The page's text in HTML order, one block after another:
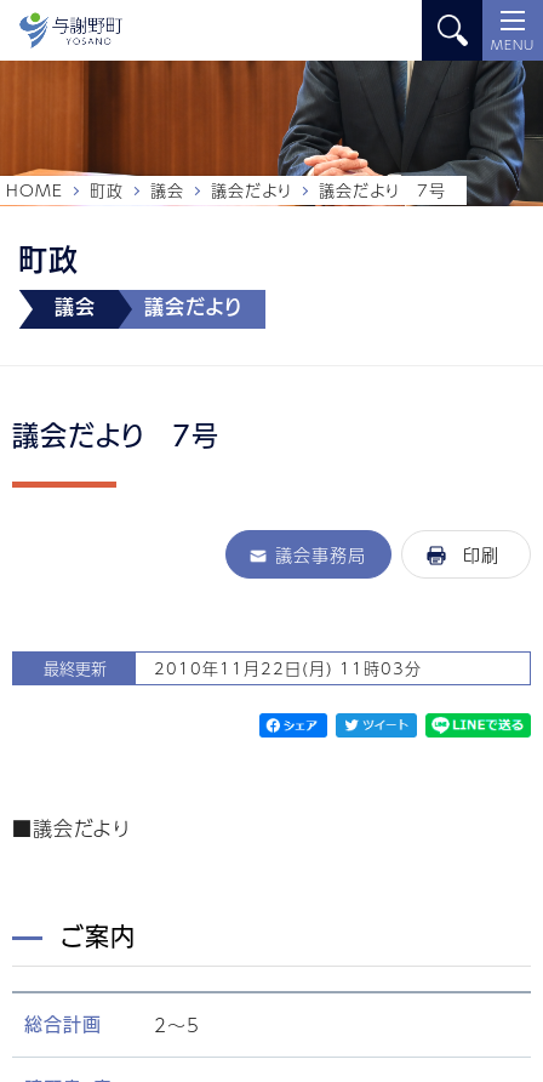
MENU
町政
議会 議会だより
HOME 町政 議会 議会だより 議会だより 7号
議会だより 7号
議会事務局 印刷
最終更新 2010年11月22日(月) 11時03分
■議会だより
ご案内
総合計画 2〜5